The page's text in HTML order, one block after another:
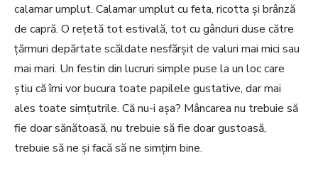
calamar umplut. Calamar umplut cu feta, ricotta și brânză
de capră. O rețetă tot estivală, tot cu gânduri duse către
țărmuri depărtate scăldate nesfărșit de valuri mai mici sau
mai mari. Un festin din lucruri simple puse la un loc care
știu că îmi vor bucura toate papilele gustative, dar mai
ales toate simțutrile. Că nu-i așa? Mâncarea nu trebuie să
fie doar sănătoasă, nu trebuie să fie doar gustoasă,
trebuie să ne și facă să ne simțim bine.